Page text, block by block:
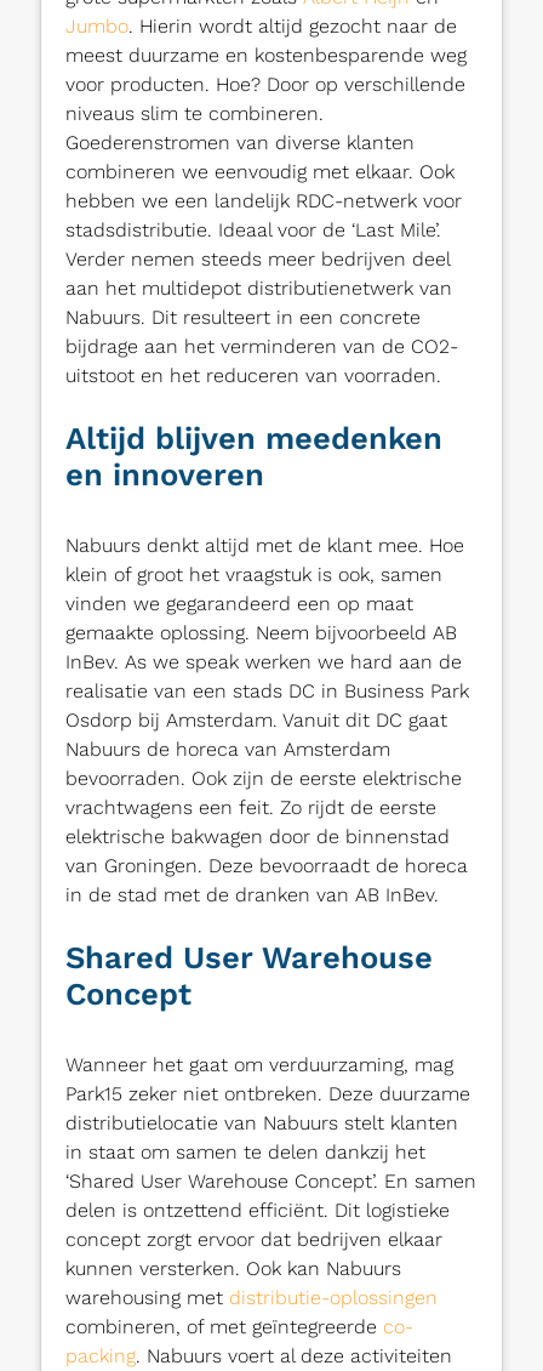
Jumbo. Hierin wordt altijd gezocht naar de
meest duurzame en kostenbesparende weg
voor producten. Hoe? Door op verschillende
niveaus slim te combineren.
Goederenstromen van diverse klanten
combineren we eenvoudig met elkaar. Ook
hebben we een landelijk RDC-netwerk voor
stadsdistributie. Ideaal voor de ‘Last Mile’.
Verder nemen steeds meer bedrijven deel
aan het multidepot distributienetwerk van
Nabuurs. Dit resulteert in een concrete
bijdrage aan het verminderen van de CO2-
uitstoot en het reduceren van voorraden.
Altijd blijven meedenken
en innoveren
Nabuurs denkt altijd met de klant mee. Hoe
klein of groot het vraagstuk is ook, samen
vinden we gegarandeerd een op maat
gemaakte oplossing. Neem bijvoorbeeld AB
InBev. As we speak werken we hard aan de
realisatie van een stads DC in Business Park
Osdorp bij Amsterdam. Vanuit dit DC gaat
Nabuurs de horeca van Amsterdam
bevoorraden. Ook zijn de eerste elektrische
vrachtwagens een feit. Zo rijdt de eerste
elektrische bakwagen door de binnenstad
van Groningen. Deze bevoorraadt de horeca
in de stad met de dranken van AB InBev.
Shared User Warehouse
Concept
Wanneer het gaat om verduurzaming, mag
Park15 zeker niet ontbreken. Deze duurzame
distributielocatie van Nabuurs stelt klanten
in staat om samen te delen dankzij het
‘Shared User Warehouse Concept’. En samen
delen is ontzettend efficiënt. Dit logistieke
concept zorgt ervoor dat bedrijven elkaar
kunnen versterken. Ook kan Nabuurs
warehousing met distributie-oplossingen
combineren, of met geïntegreerde co-
packing. Nabuurs voert al deze activiteiten